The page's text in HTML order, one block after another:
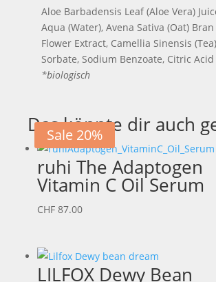
Aloe Barbadensis Leaf (Aloe Vera)
Aqua (Water), Avena Sativa (Oat)
Flower Extract, Camellia Sinensis
Sorbate, Sodium Benzoate, Citric Acid
*biologisch
Das könnte dir auch
ruhi The Adaptogen
Vitamin C Oil Serum
CHF 87.00
Sale 20%
LILFOX Dewy Bean